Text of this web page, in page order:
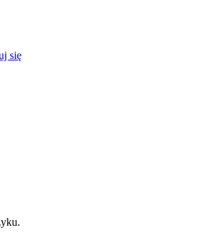
się